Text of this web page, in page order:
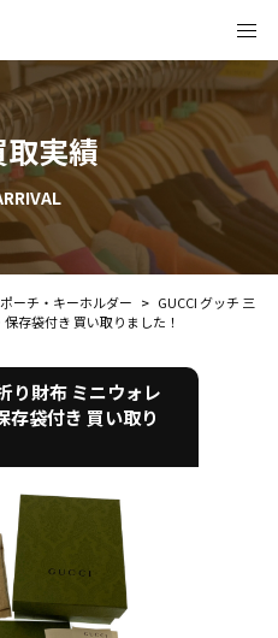
実績
ーチ・キーホルダー > GUCCI グッチ 三
存袋付き 買い取りました！
り財布 ミニウォレ
存袋付き 買い取り